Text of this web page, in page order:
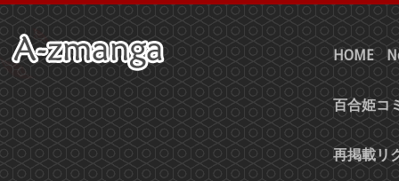
HOME
百合姫コ
再掲載リ